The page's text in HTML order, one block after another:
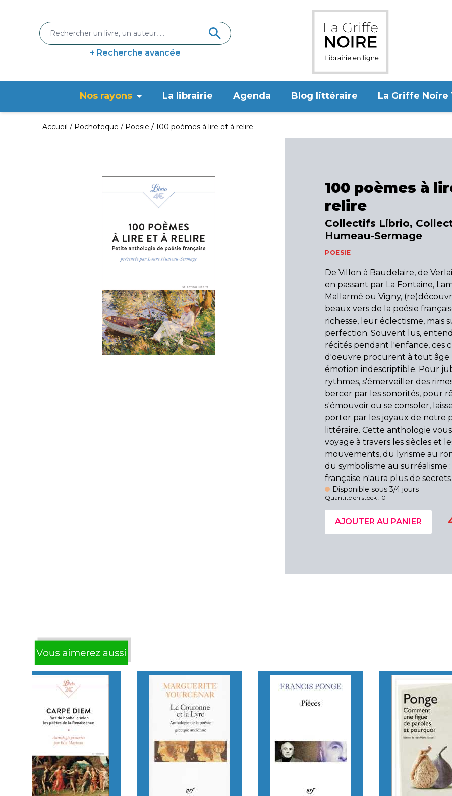
+ Recherche avancée
Nos rayons La librairie Agenda Blog littéraire La Griffe Noire
Accueil Pochoteque Poesie 100 poèmes à lire et à relire
100 poèmes à
relire
Collectifs Librio,
Humeau-Sermage
POESIE
De Villon à Baudelaire, de
en passant par La Fontaine,
Mallarmé ou Vigny,
beaux vers de la poésie
richesse, leur éclectisme, mais
perfection. Souvent lus,
récités pendant l'enfance, ces
d'oeuvre procurent à tout âge
émotion indescriptible. Pour
rythmes, s'émerveiller des
bercer par les sonorités, pour
s'émouvoir ou se consoler,
porter par les joyaux de notre
littéraire. Cette anthologie
voyage à travers les siècles et
mouvements, du lyrisme au
du symbolisme au surréalisme :
française n'aura plus de
Disponible sous 3/4 jours
Quantité en stock : 0
AJOUTER AU PANIER